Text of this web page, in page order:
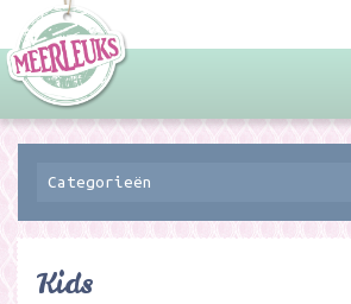
Categorieën
Kids